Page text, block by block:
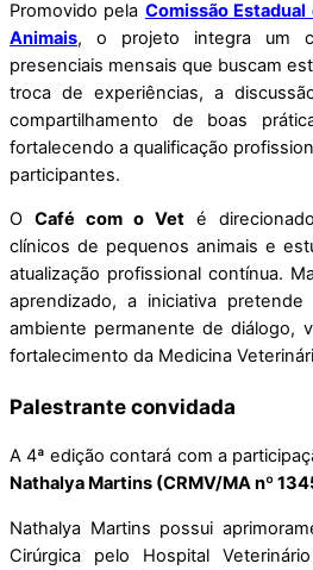
Promovido pela Comissão
Animais, o projeto integra um
presenciais mensais que buscam
troca de experiências, a
compartilhamento de boas
fortalecendo a qualificação
participantes.
O Café com o Vet é
clínicos de pequenos animais e
atualização profissional contínua.
aprendizado, a iniciativa
ambiente permanente de diálogo,
fortalecimento da Medicina
Palestrante convidada
A 4ª edição contará com a
Nathalya Martins (CRMV/MA nº
Nathalya Martins possui
Cirúrgica pelo Hospital